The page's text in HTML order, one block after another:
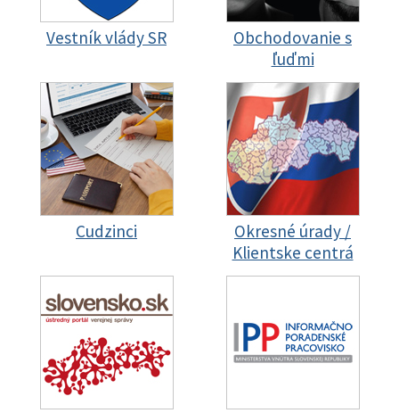
Vestník vlády SR
Obchodovanie s
ľuďmi
Cudzinci
Okresné úrady /
Klientske centrá